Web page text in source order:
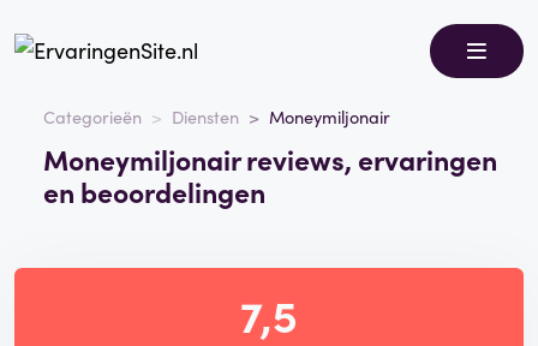
Categorieën Diensten Moneymiljonair
Moneymiljonair reviews, ervaringen
en beoordelingen
7,5